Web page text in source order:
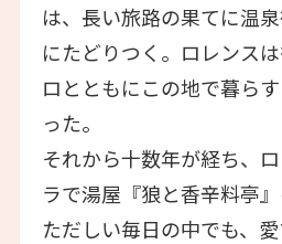
は、長い旅路の果てに温
にたどりつく。ロレンス
ロとともにこの地で暮ら
った。
それから十数年が経ち、
ラで湯屋『狼と香辛料亭
ただしい毎日の中でも、